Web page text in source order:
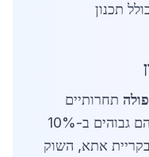
תכנון
תחרותיים
בהשוואה לחיפה הסמוכה, שם הם גבוהים ב-10%
אתא, השוק